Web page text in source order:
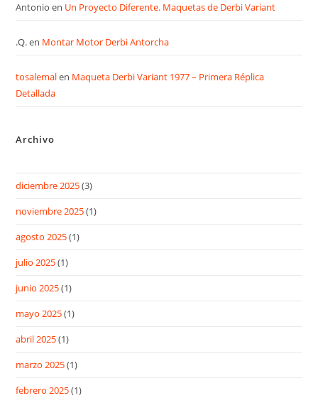
Antonio en Un Proyecto Diferente. Maquetas de Derbi Variant
.Q.en Montar Motor Derbi Antorcha
tosalemalen Maqueta Derbi Variant 1977 – Primera Réplica
Detallada
Archivo
diciembre 2025(3)
noviembre 2025(1)
agosto 2025(1)
julio 2025(1)
junio 2025(1)
mayo 2025(1)
abril 2025(1)
marzo 2025(1)
febrero 2025(1)